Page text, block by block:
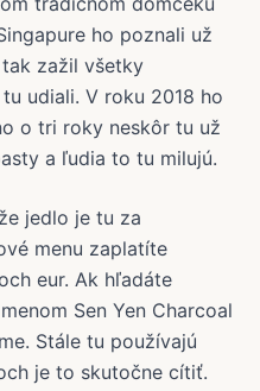
ho poznali už
zažil všetky
udiali. V roku 2018 ho
o tri roky neskôr tu už
a ľudia to tu milujú.
jedlo je tu za
menu zaplatíte
eur. Ak hľadáte
Sen Yen Charcoal
Stále tu používajú
je to skutočne cítiť.